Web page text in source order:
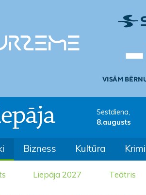
Sestdiena,
8.augusts
Bizness Kultūra
Liepāja 2027 Teātris